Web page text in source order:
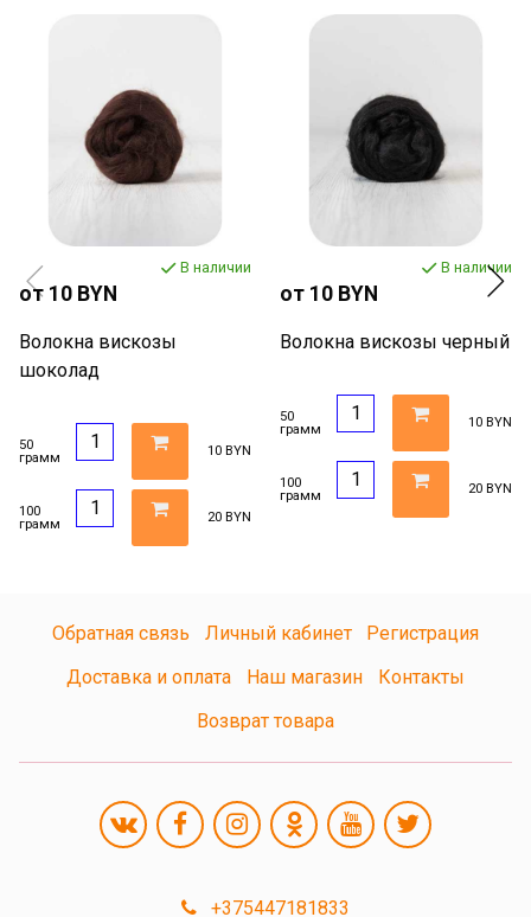
В наличии
от 10 BYN
Волокна вискозы
шоколад
50
грамм
10 BYN
100
грамм
20 BYN
В наличии
от 10 BYN
Волокна вискозы черный
50
грамм
10 BYN
100
грамм
20 BYN
Обратная связь Личный кабинет
Регистрация
Доставка и оплата
Наш магазин
Контакты
Возврат товара
+375447181833